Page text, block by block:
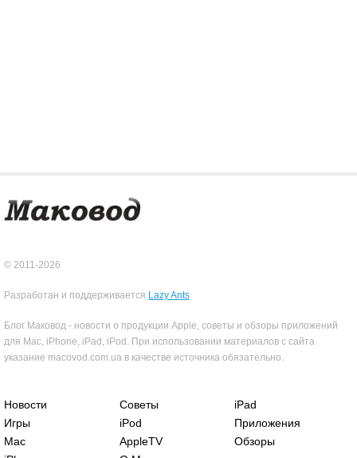
© 2011-2026
Разработан и поддерживается Lazy Ants
Блог Маковод - новости о продукции Apple, советы и обзоры приложений
для Mac, iPhone, iPad, iPod. При использовании материалов с сайта
указание macovod.com.ua в качестве источника обязательно.
Новости Советы
iPad
Игры
iPod
Приложения
Mac
AppleTV
Обзоры